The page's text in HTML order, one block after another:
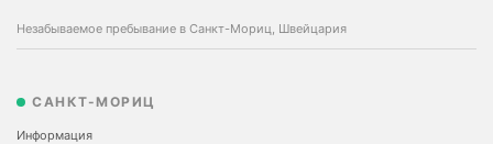
Незабываемое пребывание в Санкт-Мориц, Швейцария
САНКТ-МОРИЦ
Информация